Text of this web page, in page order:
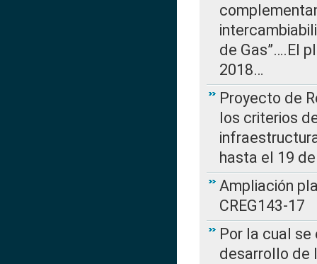
de Gas”….El
2018…
Proyecto de
los criterios
hasta el 19
Ampliación
CREG143-17
Por la cual
desarrollo de